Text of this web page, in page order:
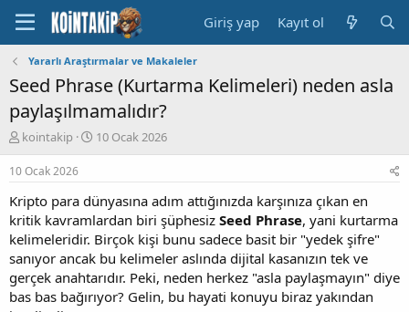
Giriş yap Kayıt ol
Yararlı Araştırmalar ve Makaleler
Seed Phrase (Kurtarma Kelimeleri) neden asla
paylaşılmamalıdır?
K
o
n
y
u
B
ş
l
a
kointakip
B
a
a
n
g
ç
t
a
10 Ocak 2026
10 Ocak 2026
Kripto para dünyasına adım attığınızda karşınıza çıkan en
kritik kavramlardan biri şüphesiz Seed Phrase, yani kurtarma
kelimeleridir. Birçok kişi bunu sadece basit bir "yedek şifre"
sanıyor ancak bu kelimeler aslında dijital kasanızın tek ve
gerçek anahtarıdır. Peki, neden herkez "asla paylaşmayın" diye
bas bas bağırıyor? Gelin, bu hayati konuyu biraz yakından